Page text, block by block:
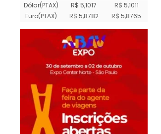
Dólar(PTAX) R$ 5,1017
R$ 5,1011
Euro(PTAX)
R$ 5,8782 R$ 5,8765